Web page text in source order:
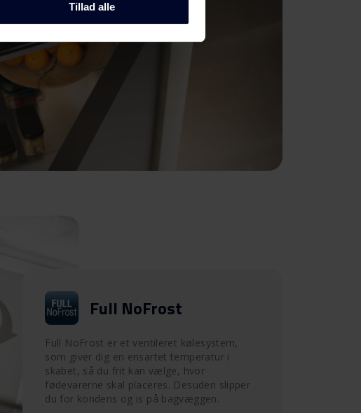
Tillad alle
Full NoFrost
Full NoFrost er et ventileret kølesystem,
som giver dig en ensartet temperatur i
skabet, så du frit kan vælge, hvor
fødevarerne skal placeres. Desuden slipper
du for kondens og is på bagvæggen.